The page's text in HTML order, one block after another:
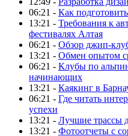
06:21 - Как
13:21 - Требования к
фестивалях Алтая
06:21 - Обзор джип-
13:21 - Обмен опытом
06:21 - Клубы по
начинающих
13:21 - Каякинг в
06:21 - Где читать
успехи
13:21 - Лучшие трассы
13:21 - Фотоотчеты с